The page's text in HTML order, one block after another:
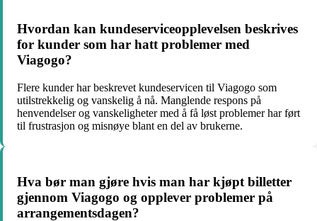
Hvordan kan kundeserviceopplevelsen beskrives
for kunder som har hatt problemer med
Viagogo?
Flere kunder har beskrevet kundeservicen til Viagogo som
utilstrekkelig og vanskelig å nå. Manglende respons på
henvendelser og vanskeligheter med å få løst problemer har ført
til frustrasjon og misnøye blant en del av brukerne.
Hva bør man gjøre hvis man har kjøpt billetter
gjennom Viagogo og opplever problemer på
arrangementsdagen?